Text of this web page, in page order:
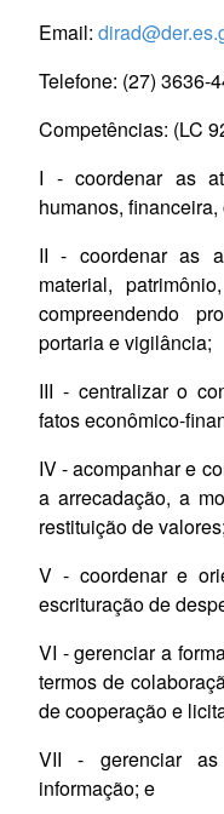
Email:
Telefone: (27) 3636-
Competências: (LC
I - coordenar as
humanos,
II - coordenar as
material,
compreendendo
portaria e vigilância;
III - centralizar o
fatos econômico-
IV - acompanhar e
a arrecadação, a
restituição de valores;
V - coordenar e
escrituração de
VI - gerenciar a
termos de
de cooperação e
VII - gerenciar
informação; e